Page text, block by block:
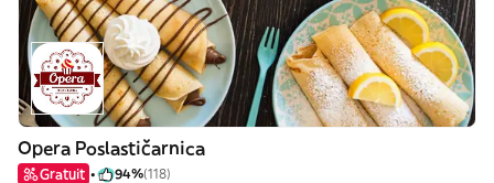
Opera Poslastičarnica
Gratuit 94%(118)